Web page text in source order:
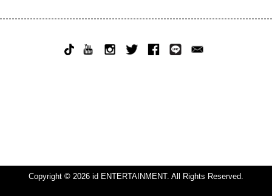
Copyright © 2026 id ENTERTAINMENT. All Rights Reserved.